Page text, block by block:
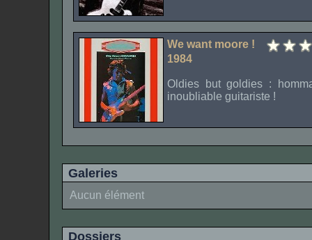
We want moore !
1984
Oldies but goldies :
inoubliable guitariste !
Galeries
Aucun élément
Dossiers